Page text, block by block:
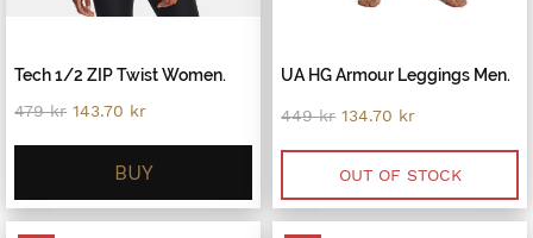
Tech 1/2 ZIP Twist Women.
479kr Original
was:
479 kr.
143.70 krCurrent
is:
143.70 kr.
BUY
UA HG Armour Leggings Men.
449kr Original
was:
449 kr.
134.70 krCurrent
is:
134.70 kr.
OUT OF STOCK